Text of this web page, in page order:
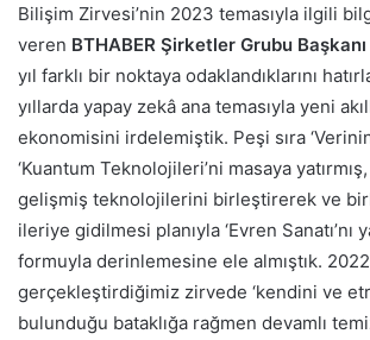
Bilişim Zirvesi’nin 2023 temasıyla ilgili
veren BTHABER Şirketler Grubu
yıl farklı bir noktaya odaklandıklarını
yıllarda yapay zekâ ana temasıyla yeni
ekonomisini irdelemiştik. Peşi sıra
‘Kuantum Teknolojileri’ni masaya
gelişmiş teknolojilerini birleştirerek ve
ileriye gidilmesi planıyla ‘Evren Sanatı’nı
formuyla derinlemesine ele almıştık. 2022
gerçekleştirdiğimiz zirvede ‘kendini ve
bulunduğu bataklığa rağmen devamlı